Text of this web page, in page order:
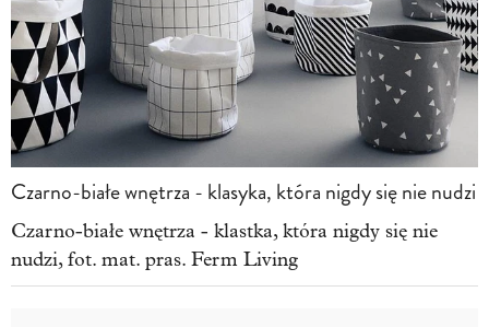
Czarno-białe wnętrza - klasyka, która nigdy się nie nudzi
Czarno-białe wnętrza - klastka, która nigdy się nie
nudzi, fot. mat. pras. Ferm Living